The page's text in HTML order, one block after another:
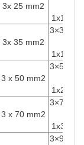
3x 25 mm2
3x 35 mm2
3×35
3 x 50 mm2
3×50
3 x 70 mm2
3×70
3×95